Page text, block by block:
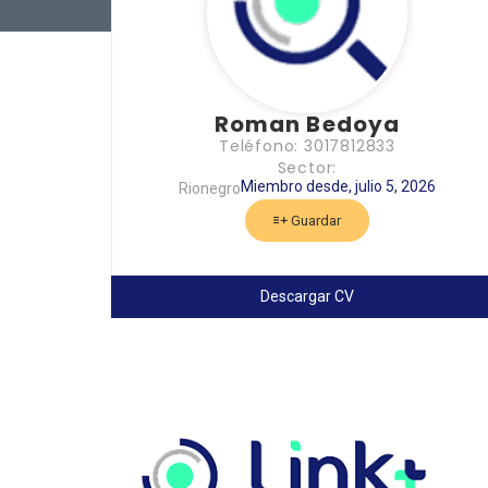
Roman Bedoya
Teléfono: 3017812833
Sector:
RionegroMiembro desde, julio 5, 2026
Guardar
Descargar CV